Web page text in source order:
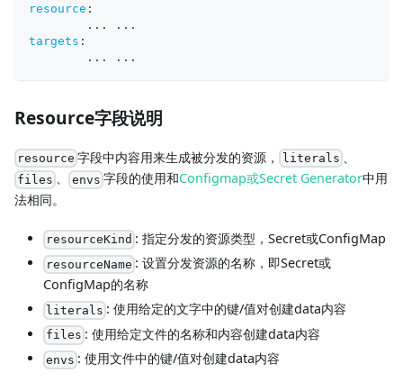
resource :
...
...
targets :
...
...
Resource字段说明
resource 字段中内容用来生成被分发的资源， literals 、
files 、 envs 字段的使用和Configmap或Secret Generator中用
法相同。
resourceKind : 指定分发的资源类型，Secret或ConfigMap
resourceName : 设置分发资源的名称，即Secret或
ConfigMap的名称
literals : 使用给定的文字中的键/值对创建data内容
files : 使用给定文件的名称和内容创建data内容
envs : 使用文件中的键/值对创建data内容